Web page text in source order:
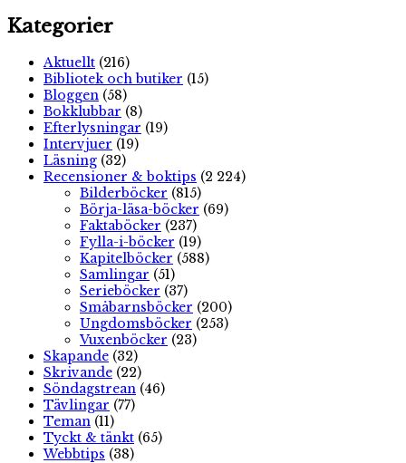
Kategorier
Aktuellt (216)
Bibliotek och butiker (15)
Bloggen (58)
Bokklubbar (8)
Efterlysningar (19)
Intervjuer (19)
Läsning (32)
Recensioner & boktips (2 224)
Bilderböcker (815)
Börja-läsa-böcker (69)
Faktaböcker (237)
Fylla-i-böcker (19)
Kapitelböcker (588)
Samlingar (51)
Serieböcker (37)
Småbarnsböcker (200)
Ungdomsböcker (253)
Vuxenböcker (23)
Skapande (32)
Skrivande (22)
Söndagstrean (46)
Tävlingar (77)
Teman (11)
Tyckt & tänkt (65)
Webbtips (38)